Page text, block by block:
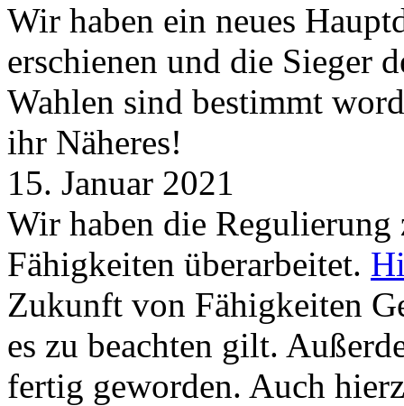
Wir haben ein neues
erschienen und die Sieger
Wahlen sind bestimmt
ihr Näheres!
15. Januar 2021
Wir haben die
Fähigkeiten überarbeitet.
Zukunft von Fähigkeiten
es zu beachten gilt.
fertig geworden. Auch